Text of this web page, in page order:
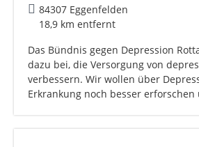
84307 Eggenfelden
18,9 km entfernt
Das Bündnis gegen Depression
dazu bei, die Versorgung von
verbessern. Wir wollen über
Erkrankung noch besser